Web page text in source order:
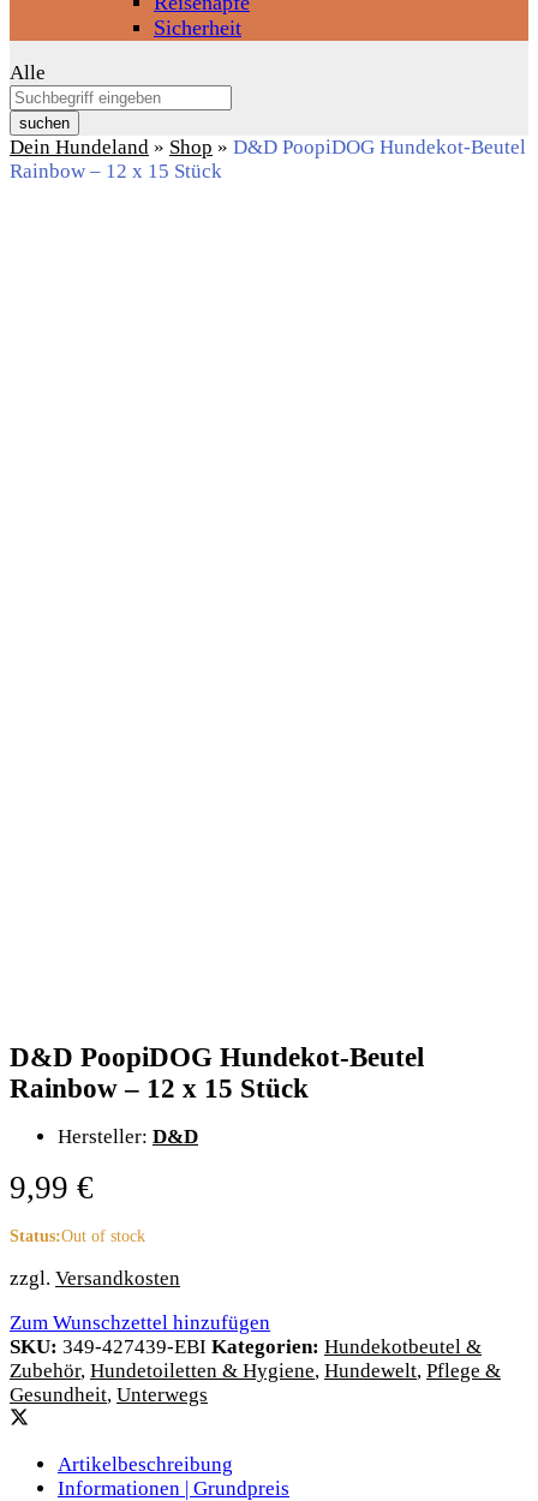
Sicherheit
Alle
suchen
Dein Hundeland » Shop » D&D PoopiDOG Hundekot-Beutel
Rainbow – 12 x 15 Stück
D&D PoopiDOG Hundekot-Beutel
Rainbow – 12 x 15 Stück
Hersteller: D&D
9,99 €
Status:Out of stock
zzgl. Versandkosten
Zum Wunschzettel hinzufügen
SKU: 349-427439-EBI Kategorien: Hundekotbeutel &
Zubehör, Hundetoiletten & Hygiene, Hundewelt, Pflege &
Gesundheit, Unterwegs
Artikelbeschreibung
Informationen | Grundpreis